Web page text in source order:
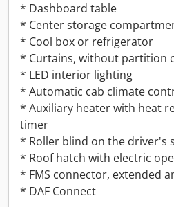
* Dashboard table
* Center storage
* Cool box or refrigerator
* Curtains, without partition
* LED interior lighting
* Automatic cab climate
* Auxiliary heater with heat
timer
* Roller blind on the driver's
* Roof hatch with electric
* FMS connector, extended
* DAF Connect